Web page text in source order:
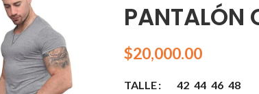
PANTALÓN
$20,000.00
TALLE 42 44 46 48